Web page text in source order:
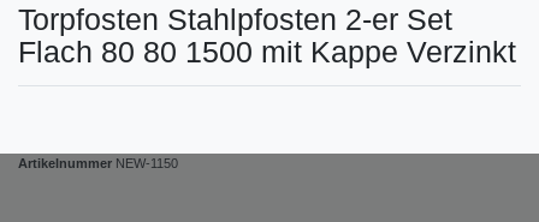
Torpfosten Stahlpfosten 2-er Set
Flach 80 80 1500 mit Kappe Verzinkt
Artikelnummer NEW-1150